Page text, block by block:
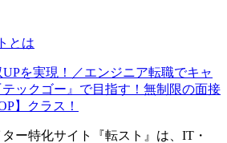
とは
UPを実現！／エンジニア転職でキャ
ックゴー』で目指す！無制限の面接
】クラス！
ー特化サイト『転スト』は、IT・